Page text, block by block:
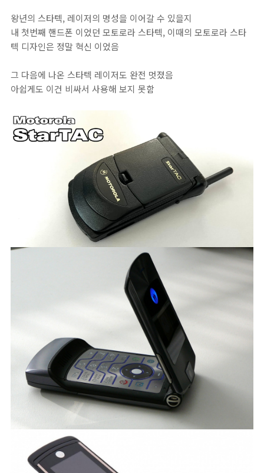
왕년의 스타텍, 레이저의 명성을 이어갈 수 있을지
내 첫번째 핸드폰 이었던 모토로라 스타텍, 이때의 모토로라 스타
텍 디자인은 정말 혁신 이었음
그 다음에 나온 스타텍 레이저도 완전 멋졌음
아쉽게도 이건 비싸서 사용해 보지 못함